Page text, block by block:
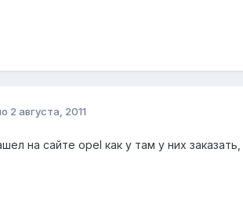
2 августа, 2011
на сайте opel как у там у них